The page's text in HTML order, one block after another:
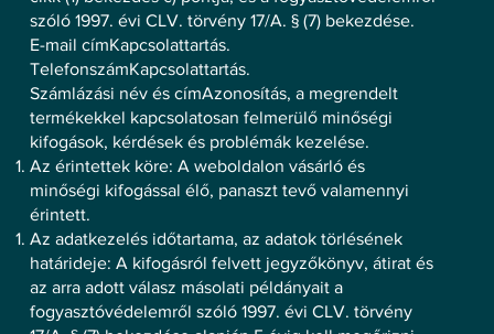
szóló 1997. évi CLV. törvény 17/A. § (7) bekezdése.
E-mail címKapcsolattartás.
TelefonszámKapcsolattartás.
Számlázási név és címAzonosítás, a megrendelt
termékekkel kapcsolatosan felmerülő minőségi
kifogások, kérdések és problémák kezelése.
Az érintettek köre: A weboldalon vásárló és
minőségi kifogással élő, panaszt tevő valamennyi
érintett.
Az adatkezelés időtartama, az adatok törlésének
határideje: A kifogásról felvett jegyzőkönyv, átirat és
az arra adott válasz másolati példányait a
fogyasztóvédelemről szóló 1997. évi CLV. törvény